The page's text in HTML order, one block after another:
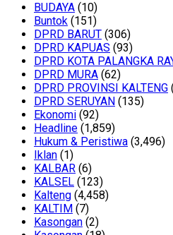
BUDAYA (10)
Buntok (151)
DPRD BARUT (306)
DPRD KAPUAS (93)
DPRD KOTA PALANGKA
DPRD MURA (62)
DPRD PROVINSI KALTENG
DPRD SERUYAN (135)
Ekonomi (92)
Headline (1,859)
Hukum & Peristiwa (3,496)
Iklan (1)
KALBAR (6)
KALSEL (123)
Kalteng (4,458)
KALTIM (7)
Kasongan (2)